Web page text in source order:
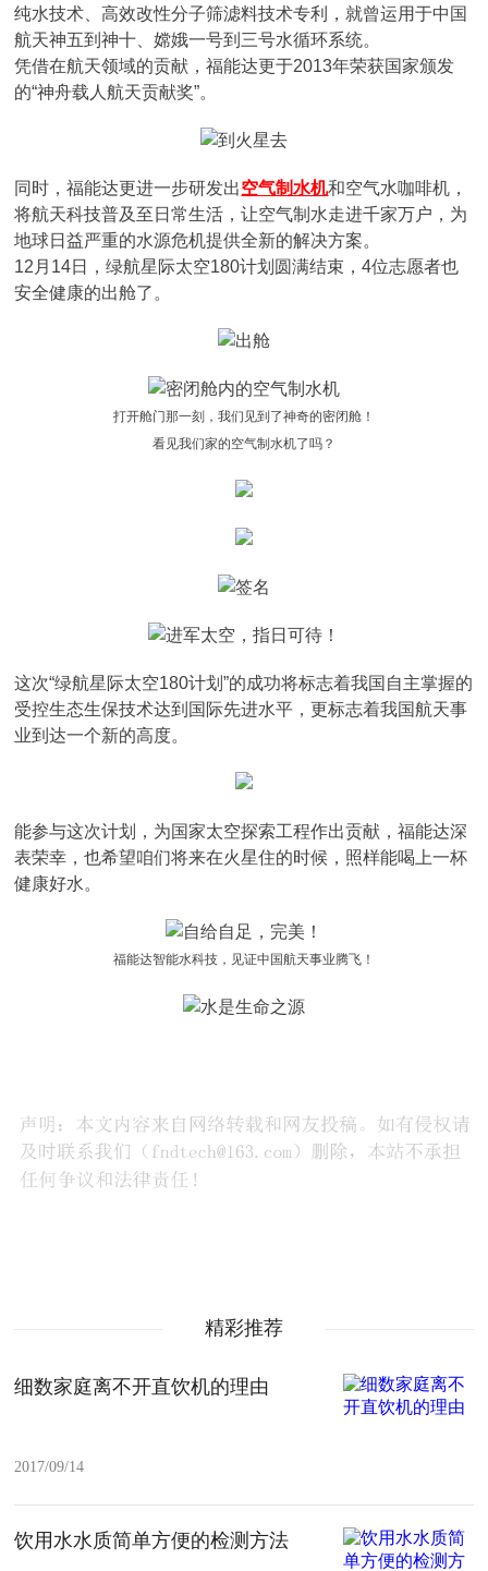
纯水技术、高效改性分子筛滤料技术专利，就曾运用于中国
航天神五到神十、嫦娥一号到三号水循环系统。
凭借在航天领域的贡献，福能达更于2013年荣获国家颁发
的“神舟载人航天贡献奖”。
同时，福能达更进一步研发出空气制水机和空气水咖啡机，
将航天科技普及至日常生活，让空气制水走进千家万户，为
地球日益严重的水源危机提供全新的解决方案。
12月14日，绿航星际太空180计划圆满结束，4位志愿者也
安全健康的出舱了。
打开舱门那一刻，我们见到了神奇的密闭舱！
看见我们家的空气制水机了吗？
这次“绿航星际太空180计划”的成功将标志着我国自主掌握的
受控生态生保技术达到国际先进水平，更标志着我国航天事
业到达一个新的高度。
能参与这次计划，为国家太空探索工程作出贡献，福能达深
表荣幸，也希望咱们将来在火星住的时候，照样能喝上一杯
健康好水。
福能达智能水科技，见证中国航天事业腾飞！
精彩推荐
细数家庭离不开直饮机的理由
2017/09/14
饮用水水质简单方便的检测方法